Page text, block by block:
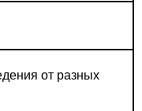
от разных